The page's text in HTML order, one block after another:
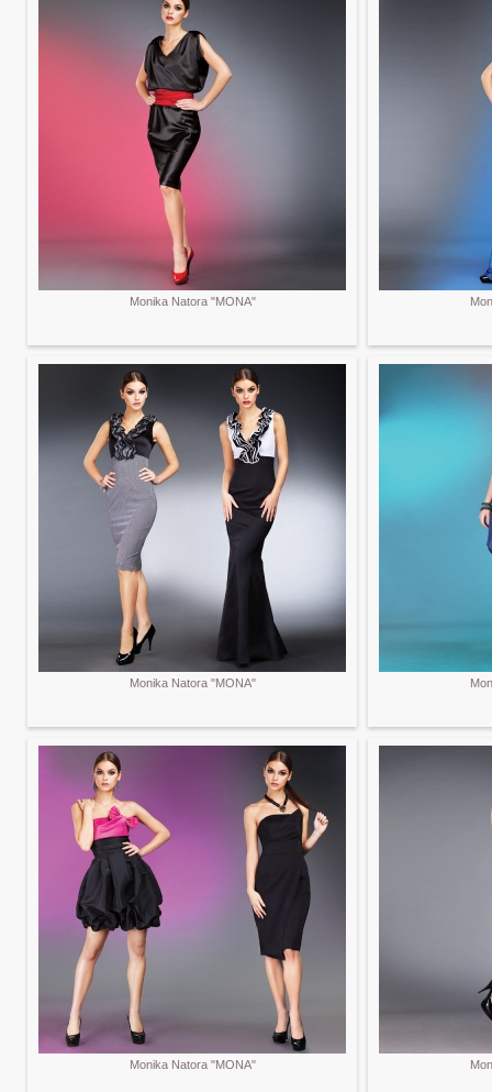
Monika Natora "MONA"
Monika Natora "MONA"
Monika Natora "MONA"